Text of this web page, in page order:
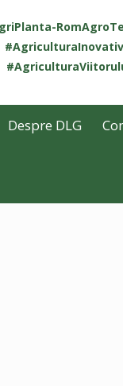
Despre DLG